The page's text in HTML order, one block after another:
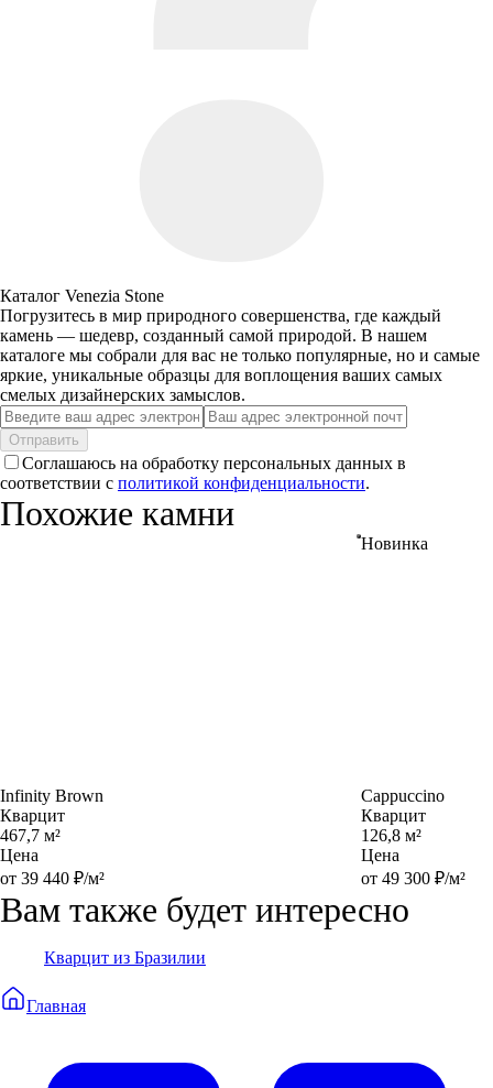
Каталог Venezia Stone
Погрузитесь в мир природного совершенства, где каждый
камень — шедевр, созданный самой природой. В нашем
каталоге мы собрали для вас не только популярные, но и самые
яркие, уникальные образцы для воплощения ваших самых
смелых дизайнерских замыслов.
Отправить
Соглашаюсь на обработку персональных данных в
соответствии с политикой конфиденциальности.
Похожие камни
Infinity Brown
Кварцит
467,7 м²
Цена
от 39 440 ₽/м²
Новинка
Cappuccino
Кварцит
126,8 м²
Цена
от 49 300 ₽/м²
Вам также будет интересно
Кварцит из Бразилии
Главная